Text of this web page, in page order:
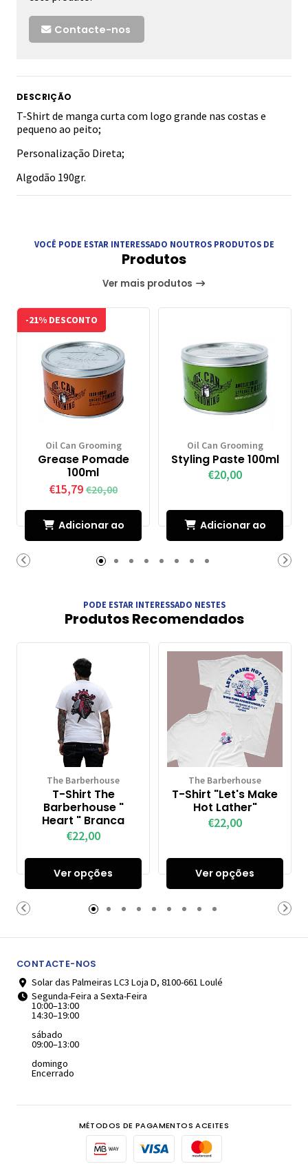
Contacte-nos
DESCRIÇÃO
T-Shirt de manga curta com logo grande nas costas e
pequeno ao peito;
Personalização Direta;
Algodão 190gr.
VOCÊ PODE ESTAR INTERESSADO NOUTROS PRODUTOS DE
Produtos
Ver mais produtos
-21% DESCONTO
Oil Can Grooming
Grease Pomade
100ml
€15,79 €20,00
Adicionar ao
Carrinho
Oil Can Grooming
Styling Paste 100ml
€20,00
Adicionar ao
Carrinho
PODE ESTAR INTERESSADO NESTES
Produtos Recomendados
The Barberhouse
T-Shirt The
Barberhouse "
Heart " Branca
€22,00
Ver opções
The Barberhouse
T-Shirt "Let's Make
Hot Lather"
€22,00
Ver opções
CONTACTE-NOS
Solar das Palmeiras LC3 Loja D, 8100-661 Loulé
Segunda-Feira a Sexta-Feira
10:00–13:00
14:30–19:00
sábado
09:00–13:00
domingo
Encerrado
MÉTODOS DE PAGAMENTOS ACEITES